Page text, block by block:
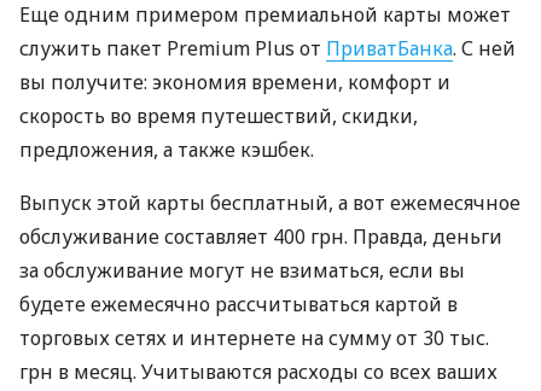
Еще одним примером премиальной карты может
служить пакет Premium Plus от ПриватБанка. С ней
вы получите: экономия времени, комфорт и
скорость во время путешествий, скидки,
предложения, а также кэшбек.
Выпуск этой карты бесплатный, а вот ежемесячное
обслуживание составляет 400 грн. Правда, деньги
за обслуживание могут не взиматься, если вы
будете ежемесячно рассчитываться картой в
торговых сетях и интернете на сумму от 30 тыс.
грн в месяц. Учитываются расходы со всех ваших